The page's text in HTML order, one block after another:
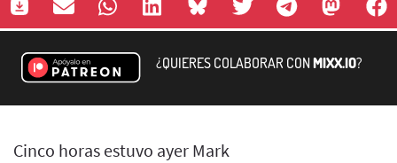
¿QUIERES COLABORAR CONMIXX.IO?
Cinco horas estuvo ayer Mark